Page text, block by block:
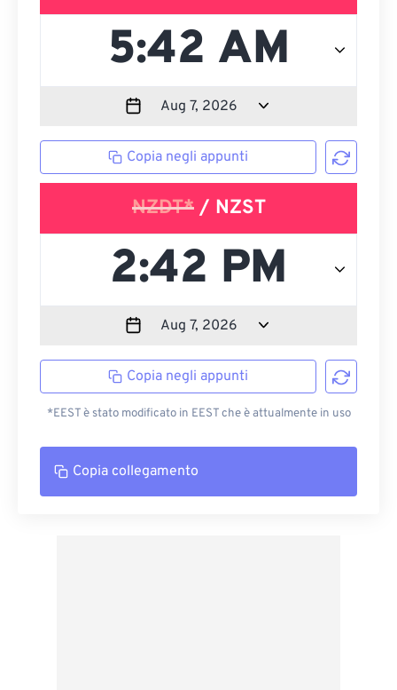
Copia negli appunti
NZDT*/ NZST
Copia negli appunti
*EEST è stato modificato in EEST che è attualmente in uso
Copia collegamento